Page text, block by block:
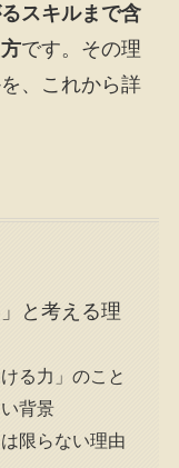
スキルまで含
です。その理
、これから詳
と考える理
る力」のこと
背景
限らない理由